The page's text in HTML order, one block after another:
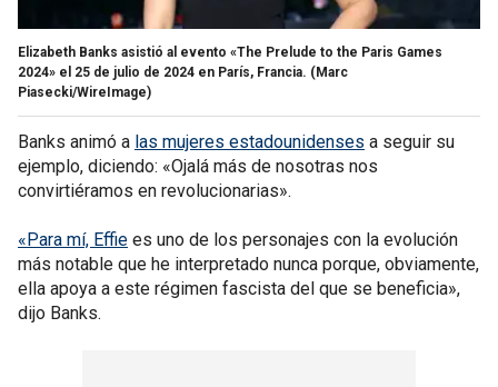
Elizabeth Banks asistió al evento «The Prelude to the Paris Games
2024» el 25 de julio de 2024 en París, Francia. (Marc
Piasecki/WireImage)
Banks animó a las mujeres estadounidenses a seguir su
ejemplo, diciendo: «Ojalá más de nosotras nos
convirtiéramos en revolucionarias».
«Para mí, Effie es uno de los personajes con la evolución
más notable que he interpretado nunca porque, obviamente,
ella apoya a este régimen fascista del que se beneficia»,
dijo Banks.